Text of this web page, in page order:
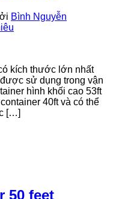
Bình Nguyễn
kích thước lớn nhất
sử dụng trong vận
hình khối cao 53ft
40ft và có thể
[…]
50 feet